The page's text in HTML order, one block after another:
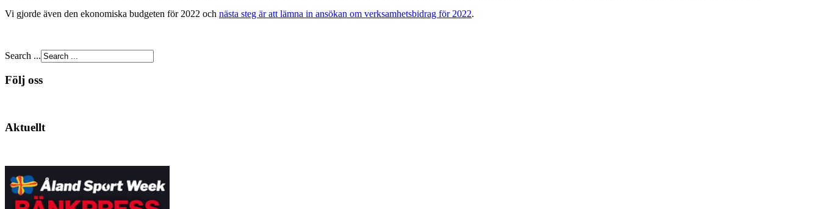
Vi gjorde även den ekonomiska budgeten för 2022 och nästa steg är att lämna in ansökan om verksamhetsbidrag för 2022.
Search ...
Följ oss
Aktuellt